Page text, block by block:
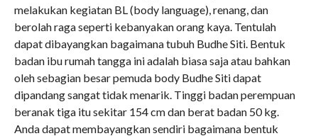
melakukan kegiatan BL (body language), renang, dan
berolah raga seperti kebanyakan orang kaya. Tentulah
dapat dibayangkan bagaimana tubuh Budhe Siti. Bentuk
badan ibu rumah tangga ini adalah biasa saja atau bahkan
oleh sebagian besar pemuda body Budhe Siti dapat
dipandang sangat tidak menarik. Tinggi badan perempuan
beranak tiga itu sekitar 154 cm dan berat badan 50 kg.
Anda dapat membayangkan sendiri bagaimana bentuk